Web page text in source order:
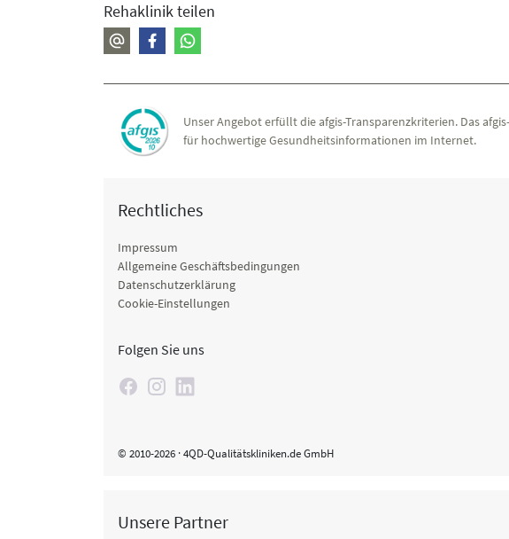
Rehaklinik teilen
Unser Angebot erfüllt die afgis-Transparenzkriterien. Das
für hochwertige Gesundheitsinformationen im Internet.
Rechtliches
Impressum
Allgemeine Geschäftsbedingungen
Datenschutzerklärung
Cookie-Einstellungen
Folgen Sie uns
© 2010-2026 · 4QD-Qualitätskliniken.de GmbH
Unsere Partner